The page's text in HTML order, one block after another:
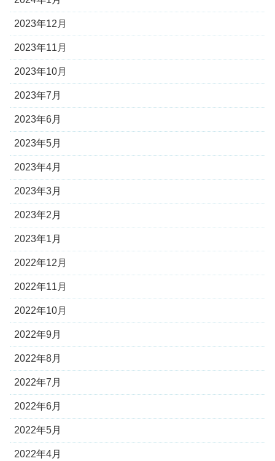
2023年12月
2023年11月
2023年10月
2023年7月
2023年6月
2023年5月
2023年4月
2023年3月
2023年2月
2023年1月
2022年12月
2022年11月
2022年10月
2022年9月
2022年8月
2022年7月
2022年6月
2022年5月
2022年4月